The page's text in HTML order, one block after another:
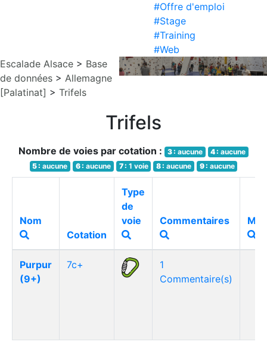
#Offre d'emploi
#Stage
#Training
#Web
Escalade Alsace > Base
de données > Allemagne
[Palatinat] > Trifels
Trifels
Nombre de voies par cotation : 3 : aucune 4 : aucune
5 : aucune 6 : aucune 7 : 1 voie 8 : aucune 9 : aucune
Nom
Cotation
Type
de
voie
Commentaires
Purpur
(9+)
7c+
1
Commentaire(s)